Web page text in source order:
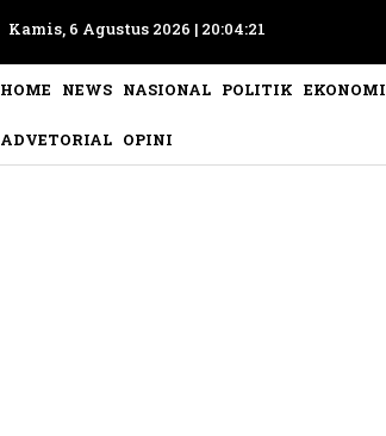
Kamis, 6 Agustus 2026 | 20:04:24
HOME NEWS NASIONAL POLITIK EKONOMI
ADVETORIAL OPINI